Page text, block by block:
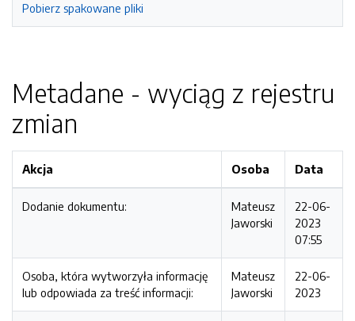
Pobierz spakowane pliki
Metadane - wyciąg z rejestru
zmian
Akcja Osoba Data
Dodanie dokumentu:
Mateusz
Jaworski
22-06-
2023
07:55
Osoba, która wytworzyła informację
lub odpowiada za treść informacji:
Mateusz
Jaworski
22-06-
2023